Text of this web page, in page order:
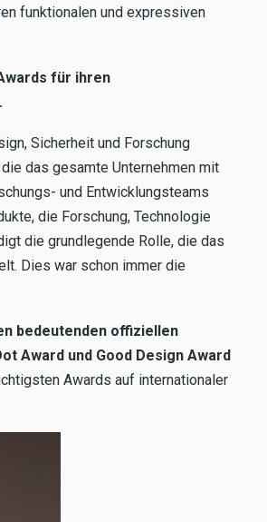
funktionalen und expressiven
für ihren
Sicherheit und Forschung
das gesamte Unternehmen mit
und Entwicklungsteams
die Forschung, Technologie
die grundlegende Rolle, die das
Dies war schon immer die
bedeutenden offiziellen
Award und Good Design Award
Awards auf internationaler